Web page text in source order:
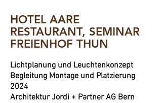
HOTEL AARE
RESTAURANT, SEMINAR
FREIENHOF THUN
Lichtplanung und Leuchtenkonzept
Begleitung Montage und Platzierung
2024
ArchitekturJordi + Partner AG Bern